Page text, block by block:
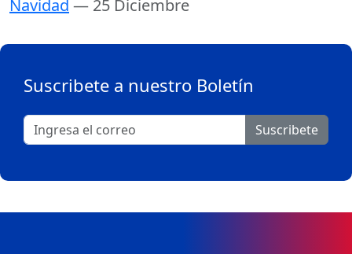
Navidad — 25 Diciembre
Suscribete a nuestro Boletín
Suscribete